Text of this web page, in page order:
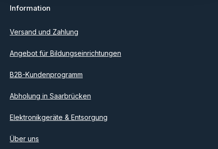
Ich habe dieDatenschutzbestimmungen
einverstanden.
Information
Versand und Zahlung
Angebot für Bildungseinrichtungen
B2B-Kundenprogramm
Abholung in Saarbrücken
Elektronikgeräte & Entsorgung
Über uns